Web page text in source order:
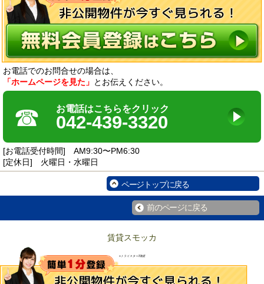
お電話でのお問合せの場合は、
「ホームページを見た」 とお伝えください。
☎ お電話はこちらをクリック
042-439-3320
[お電話受付時間] AM9:30〜PM6:30
[定休日] 火曜日・水曜日
ページトップに戻る
前のページに戻る
賃貸スモッカ
©トライスター不動産